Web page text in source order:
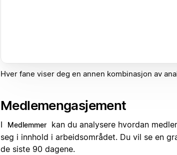
Hver fane viser deg en annen kombinasjon av
Medlemengasjement
I Medlemmer
kan du analysere hvordan
seg i innhold i arbeidsområdet. Du vil se en
de siste 90 dagene.